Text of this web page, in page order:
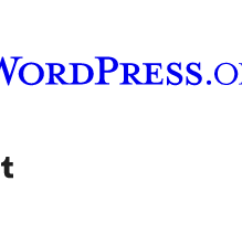
आमच्या टंबलर खात्याला भेट द्या.